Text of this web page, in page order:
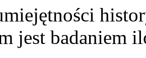
jest badaniem